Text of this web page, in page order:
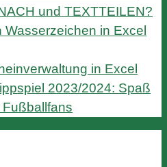
und TEXTTEILEN?
in Excel
in Excel
2023/2024: Spaß